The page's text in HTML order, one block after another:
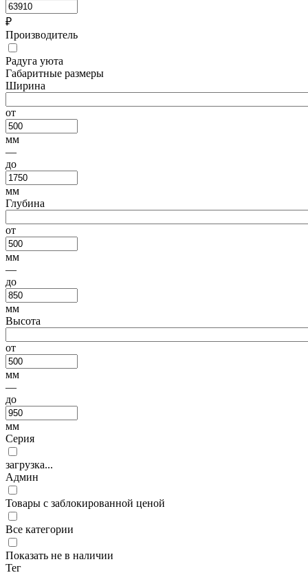
₽
Производитель
Радуга уюта
Габаритные размеры
Ширина
от
мм
—
до
мм
Глубина
от
мм
—
до
мм
Высота
от
мм
—
до
мм
Серия
загрузка...
Админ
Товары с заблокированной ценой
Все категории
Показать не в наличии
Тег